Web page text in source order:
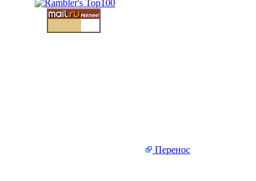
Перенос